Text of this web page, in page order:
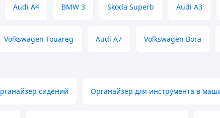
Audi A4 BMW 3 Skoda Superb Audi A3
Volkswagen Touareg Audi A7 Volkswagen Bora
сидений Органайзер для инструмента в